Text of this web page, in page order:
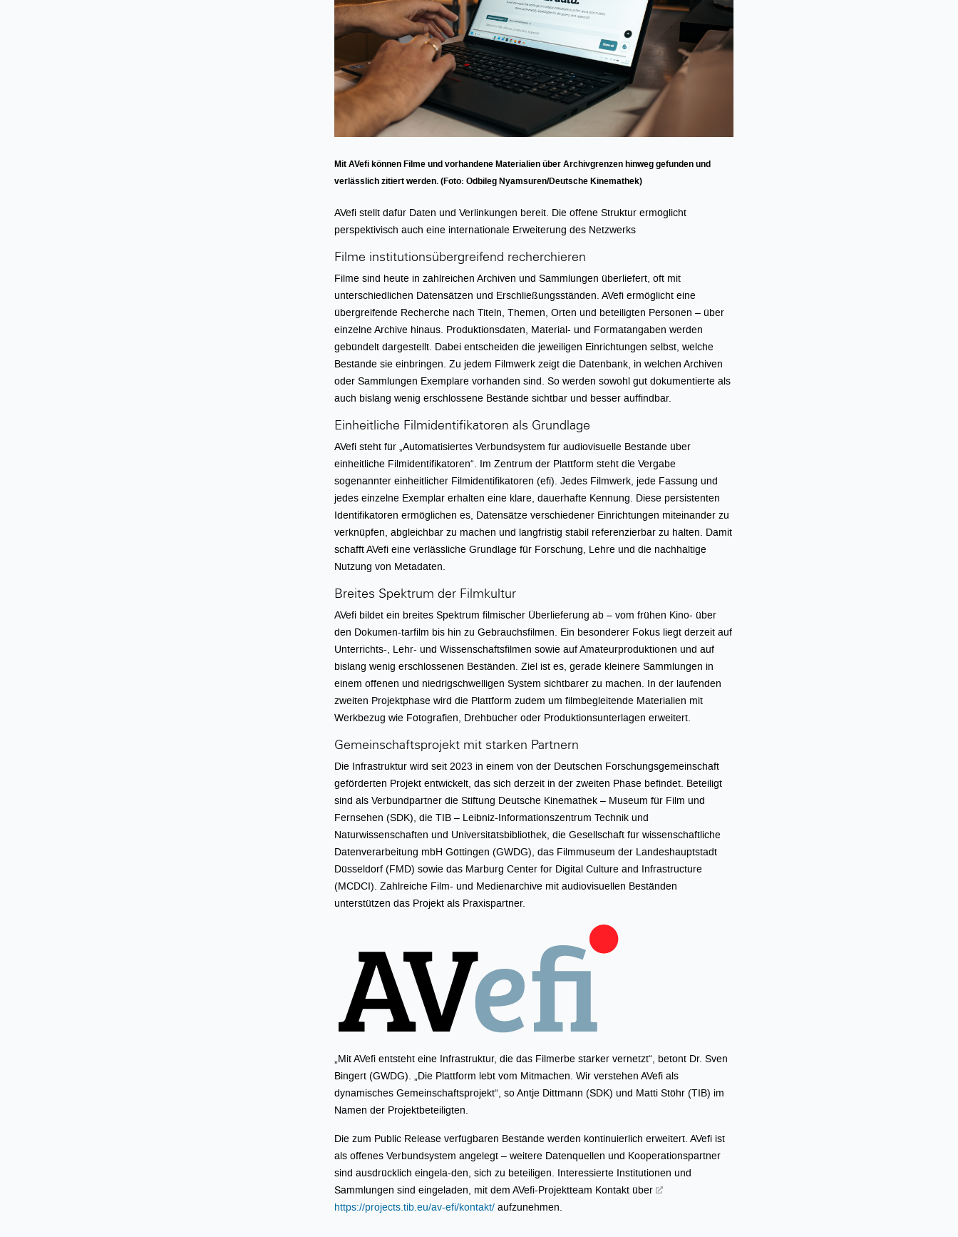
Mit AVefi können Filme und vorhandene Materialien über Archivgrenzen hinweg gefunden und
verlässlich zitiert werden. (Foto: Odbileg Nyamsuren/Deutsche Kinemathek)
AVefi stellt dafür Daten und Verlinkungen bereit. Die offene Struktur ermöglicht
perspektivisch auch eine internationale Erweiterung des Netzwerks
Filme institutionsübergreifend recherchieren
Filme sind heute in zahlreichen Archiven und Sammlungen überliefert, oft mit
unterschiedlichen Datensätzen und Erschließungsständen. AVefi ermöglicht eine
übergreifende Recherche nach Titeln, Themen, Orten und beteiligten Personen – über
einzelne Archive hinaus. Produktionsdaten, Material- und Formatangaben werden
gebündelt dargestellt. Dabei entscheiden die jeweiligen Einrichtungen selbst, welche
Bestände sie einbringen. Zu jedem Filmwerk zeigt die Datenbank, in welchen Archiven
oder Sammlungen Exemplare vorhanden sind. So werden sowohl gut dokumentierte als
auch bislang wenig erschlossene Bestände sichtbar und besser auffindbar.
Einheitliche Filmidentifikatoren als Grundlage
AVefi steht für „Automatisiertes Verbundsystem für audiovisuelle Bestände über
einheitliche Filmidentifikatoren“. Im Zentrum der Plattform steht die Vergabe
sogenannter einheitlicher Filmidentifikatoren (efi). Jedes Filmwerk, jede Fassung und
jedes einzelne Exemplar erhalten eine klare, dauerhafte Kennung. Diese persistenten
Identifikatoren ermöglichen es, Datensätze verschiedener Einrichtungen miteinander zu
verknüpfen, abgleichbar zu machen und langfristig stabil referenzierbar zu halten. Damit
schafft AVefi eine verlässliche Grundlage für Forschung, Lehre und die nachhaltige
Nutzung von Metadaten.
Breites Spektrum der Filmkultur
AVefi bildet ein breites Spektrum filmischer Überlieferung ab – vom frühen Kino- über
den Dokumen-tarfilm bis hin zu Gebrauchsfilmen. Ein besonderer Fokus liegt derzeit auf
Unterrichts-, Lehr- und Wissenschaftsfilmen sowie auf Amateurproduktionen und auf
bislang wenig erschlossenen Beständen. Ziel ist es, gerade kleinere Sammlungen in
einem offenen und niedrigschwelligen System sichtbarer zu machen. In der laufenden
zweiten Projektphase wird die Plattform zudem um filmbegleitende Materialien mit
Werkbezug wie Fotografien, Drehbücher oder Produktionsunterlagen erweitert.
Gemeinschaftsprojekt mit starken Partnern
Die Infrastruktur wird seit 2023 in einem von der Deutschen Forschungsgemeinschaft
geförderten Projekt entwickelt, das sich derzeit in der zweiten Phase befindet. Beteiligt
sind als Verbundpartner die Stiftung Deutsche Kinemathek – Museum für Film und
Fernsehen (SDK), die TIB – Leibniz-Informationszentrum Technik und
Naturwissenschaften und Universitätsbibliothek, die Gesellschaft für wissenschaftliche
Datenverarbeitung mbH Göttingen (GWDG), das Filmmuseum der Landeshauptstadt
Düsseldorf (FMD) sowie das Marburg Center for Digital Culture and Infrastructure
(MCDCI). Zahlreiche Film- und Medienarchive mit audiovisuellen Beständen
unterstützen das Projekt als Praxispartner.
„Mit AVefi entsteht eine Infrastruktur, die das Filmerbe stärker vernetzt“, betont Dr. Sven
Bingert (GWDG). „Die Plattform lebt vom Mitmachen. Wir verstehen AVefi als
dynamisches Gemeinschaftsprojekt“, so Antje Dittmann (SDK) und Matti Stöhr (TIB) im
Namen der Projektbeteiligten.
Die zum Public Release verfügbaren Bestände werden kontinuierlich erweitert. AVefi ist
als offenes Verbundsystem angelegt – weitere Datenquellen und Kooperationspartner
sind ausdrücklich eingela-den, sich zu beteiligen. Interessierte Institutionen und
Sammlungen sind eingeladen, mit dem AVefi-Projektteam Kontakt über
https://projects.tib.eu/av-efi/kontakt/ aufzunehmen.